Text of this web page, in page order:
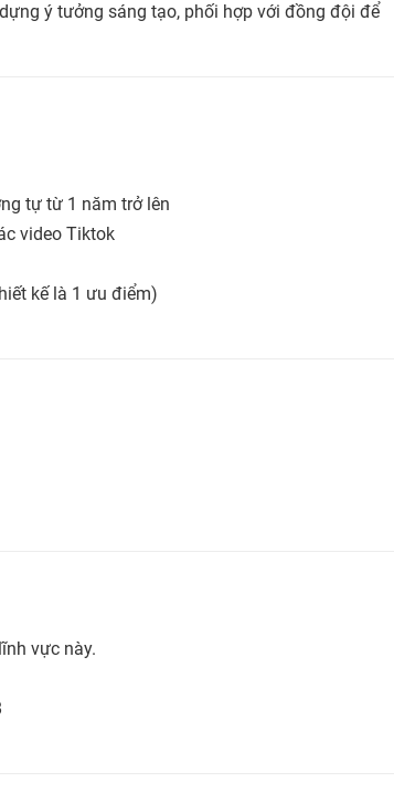
ý tưởng sáng tạo, phối hợp với đồng đội để
tự từ 1 năm trở lên
video Tiktok
kế là 1 ưu điểm)
vực này.